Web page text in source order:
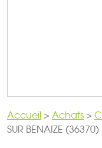
Accueil > Achats >
SUR BENAIZE (36370)